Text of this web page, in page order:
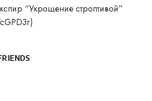
“Укрощение строптивой”